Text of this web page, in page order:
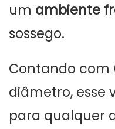
um ambiente
sossego.
Contando com
diâmetro, esse
para qualquer